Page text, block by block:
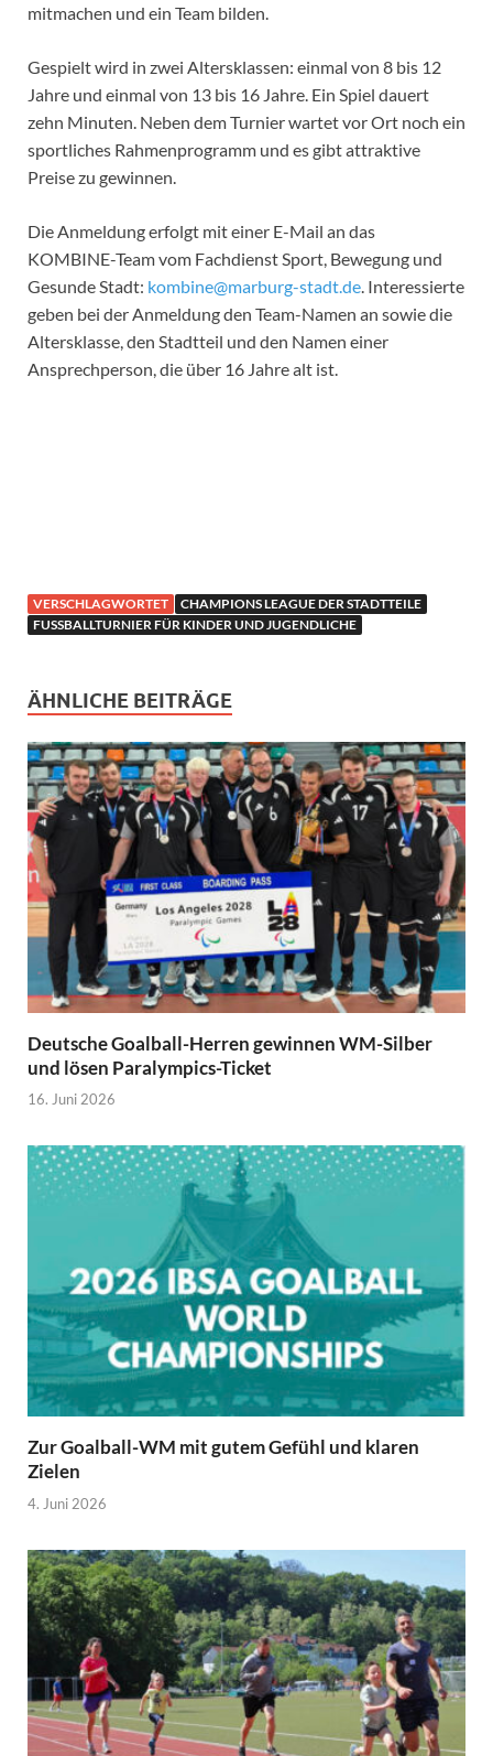
mitmachen und ein Team bilden.
Gespielt wird in zwei Altersklassen: einmal von 8 bis 12
Jahre und einmal von 13 bis 16 Jahre. Ein Spiel dauert
zehn Minuten. Neben dem Turnier wartet vor Ort noch ein
sportliches Rahmenprogramm und es gibt attraktive
Preise zu gewinnen.
Die Anmeldung erfolgt mit einer E-Mail an das
KOMBINE-Team vom Fachdienst Sport, Bewegung und
Gesunde Stadt: kombine@marburg-stadt.de. Interessierte
geben bei der Anmeldung den Team-Namen an sowie die
Altersklasse, den Stadtteil und den Namen einer
Ansprechperson, die über 16 Jahre alt ist.
VERSCHLAGWORTET
CHAMPIONS LEAGUE DER STADTTEILE
FUSSBALLTURNIER FÜR KINDER UND JUGENDLICHE
ÄHNLICHE BEITRÄGE
Deutsche Goalball-Herren gewinnen WM-Silber
und lösen Paralympics-Ticket
16. Juni 2026
Zur Goalball-WM mit gutem Gefühl und klaren
Zielen
4. Juni 2026